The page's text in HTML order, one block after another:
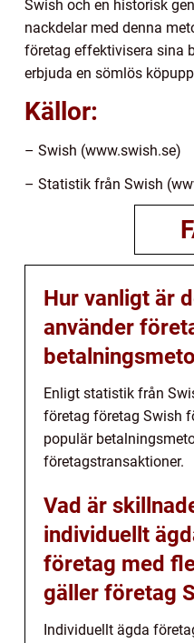
Swish och en historisk
nackdelar med denna
företag effektivisera sina
erbjuda en sömlös
Källor:
– Swish (www.swish.se)
– Statistik från Swish
Hur vanligt är
använder
Enligt statistik från
företag företag Swish
populär
företagstransaktioner.
Vad är
individuellt
företag med
gäller företag
Individuellt ägda